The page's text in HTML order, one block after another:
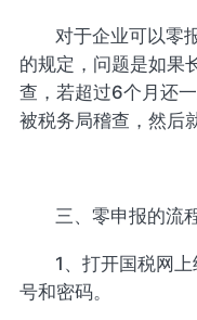
对于企业可以零
的规定，问题是如果
查，若超过6个月还
被税务局稽查，然后
三、零申报的流
1、打开国税网
号和密码。